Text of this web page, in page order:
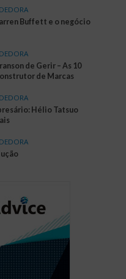
Buffett e o negócio
de Gerir – As 10
de Marcas
Hélio Tatsuo